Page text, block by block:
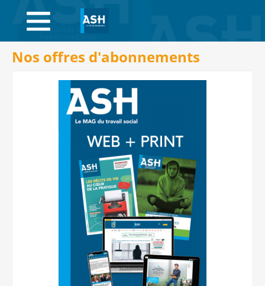
ACCUEIL
ABONNEMENTS
LIBRAIRIE
PAGE ENTREPRISE
CV-THÈQUE
CONNEXION
Notre site éditorial
JOB ASH
Nos offres d'abonnements